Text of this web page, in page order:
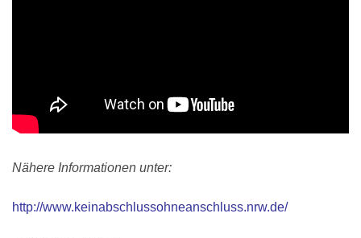
Nähere Informationen unter:
http://www.keinabschlussohneanschluss.nrw.de/